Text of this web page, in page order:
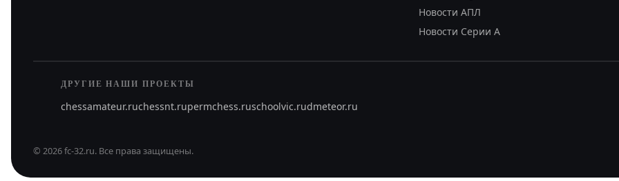
Новости АПЛ
Новости Серии А
ДРУГИЕ НАШИ ПРОЕКТЫ
chessamateur.ruchessnt.rupermchess.ruschoolvic.rudmeteor.ru
© 2026fc-32.ru. Все права защищены.